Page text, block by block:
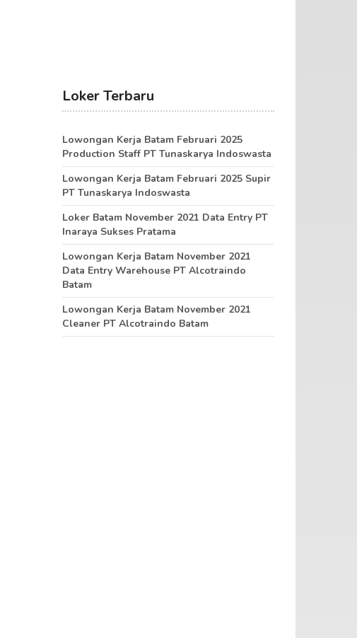
Loker Terbaru
Lowongan Kerja Batam Februari 2025
Production Staff PT Tunaskarya Indoswasta
Lowongan Kerja Batam Februari 2025 Supir
PT Tunaskarya Indoswasta
Loker Batam November 2021 Data Entry PT
Inaraya Sukses Pratama
Lowongan Kerja Batam November 2021
Data Entry Warehouse PT Alcotraindo
Batam
Lowongan Kerja Batam November 2021
Cleaner PT Alcotraindo Batam